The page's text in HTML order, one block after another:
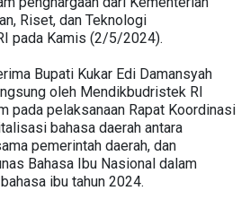
Riset, dan Teknologi
pada Kamis (2/5/2024).
Bupati Kukar Edi Damansyah
oleh Mendikbudristek RI
pada pelaksanaan Rapat Koordinasi
bahasa daerah antara
pemerintah daerah, dan
Bahasa Ibu Nasional dalam
ibu tahun 2024.